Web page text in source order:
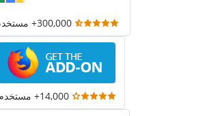
300,000+ مستخدم
14,000+ مستخدم